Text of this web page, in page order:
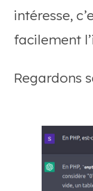
intéresse,
facilement
Regardons